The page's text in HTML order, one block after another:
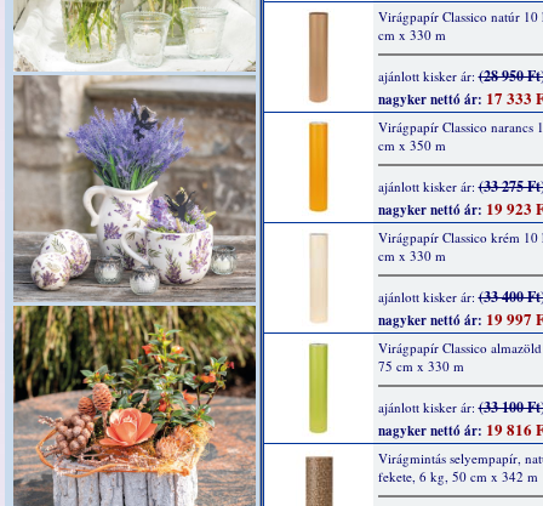
Virágpapír Classico natúr 10
cm x 330 m
ajánlott kisker ár:(28 950
nagyker nettó ár: 17 333
Virágpapír Classico narancs
cm x 350 m
ajánlott kisker ár:(33 275
nagyker nettó ár: 19 923
Virágpapír Classico krém 10
cm x 330 m
ajánlott kisker ár:(33 400
nagyker nettó ár: 19 997
Virágpapír Classico
75 cm x 330 m
ajánlott kisker ár:(33 100
nagyker nettó ár: 19 816
Virágmintás selyempapír,
fekete, 6 kg, 50 cm x 342 m